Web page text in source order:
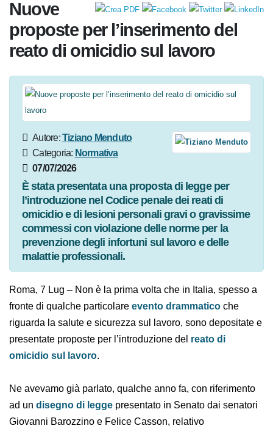
Nuove
proposte per l’inserimento del
reato di omicidio sul lavoro
Autore:Tiziano Menduto
Categoria:Normativa
07/07/2026
È stata presentata una proposta di legge per
l’introduzione nel Codice penale dei reati di
omicidio e di lesioni personali gravi o gravissime
commessi con violazione delle norme per la
prevenzione degli infortuni sul lavoro e delle
malattie professionali.
Roma, 7 Lug – Non è la prima volta che in Italia, spesso
a fronte di qualche particolareevento drammatico
che riguarda la salute e sicurezza sul lavoro, sono
depositate e presentate proposte per l’introduzione
delreato di omicidio sul lavoro
Ne avevamo già parlato, qualche anno fa, con
riferimento ad undisegno di leggepresentato in
Senato dai senatori Giovanni Barozzino e Felice Casson,